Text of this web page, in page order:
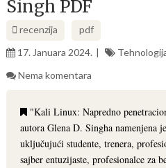
Singh PDF
recenzija
pdf
17. Januara 2024.
Nema komentara
"Kali Linux: Napredno
autora Glena D. Singha namenjena
uključujući studente, trenera,
sajber entuzijaste, profesionalce za